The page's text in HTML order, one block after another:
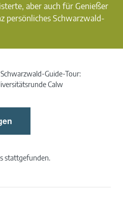
aber auch für Genießer
persönliches Schwarzwald-
Schwarzwald-Guide-Tour:
Calw
stattgefunden.